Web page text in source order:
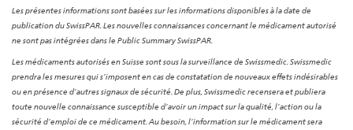
Les présentes informations sont basées sur les informations disponibles à la date de
publication du SwissPAR. Les nouvelles connaissances concernant le médicament autorisé
ne sont pas intégrées dans le Public Summary SwissPAR.
Les médicaments autorisés en Suisse sont sous la surveillance de Swissmedic. Swissmedic
prendra les mesures qui s’imposent en cas de constatation de nouveaux effets indésirables
ou en présence d’autres signaux de sécurité. De plus, Swissmedic recensera et publiera
toute nouvelle connaissance susceptible d’avoir un impact sur la qualité, l’action ou la
sécurité d’emploi de ce médicament. Au besoin, l’information sur le médicament sera